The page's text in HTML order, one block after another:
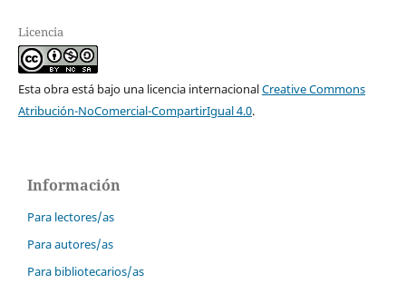
Licencia
Esta obra está bajo una licencia internacionalCreative Commons
Atribución-NoComercial-CompartirIgual 4.0.
Información
Para lectores/as
Para autores/as
Para bibliotecarios/as